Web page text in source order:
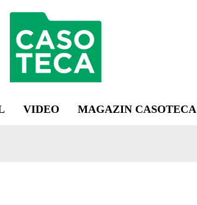
VIDEO MAGAZIN CASOTECA